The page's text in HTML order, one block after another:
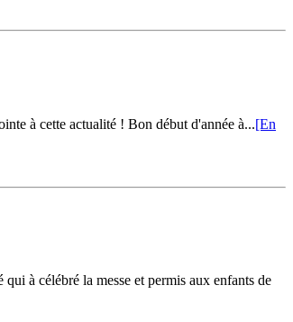
à cette actualité ! Bon début d'année à...[En
à célébré la messe et permis aux enfants de